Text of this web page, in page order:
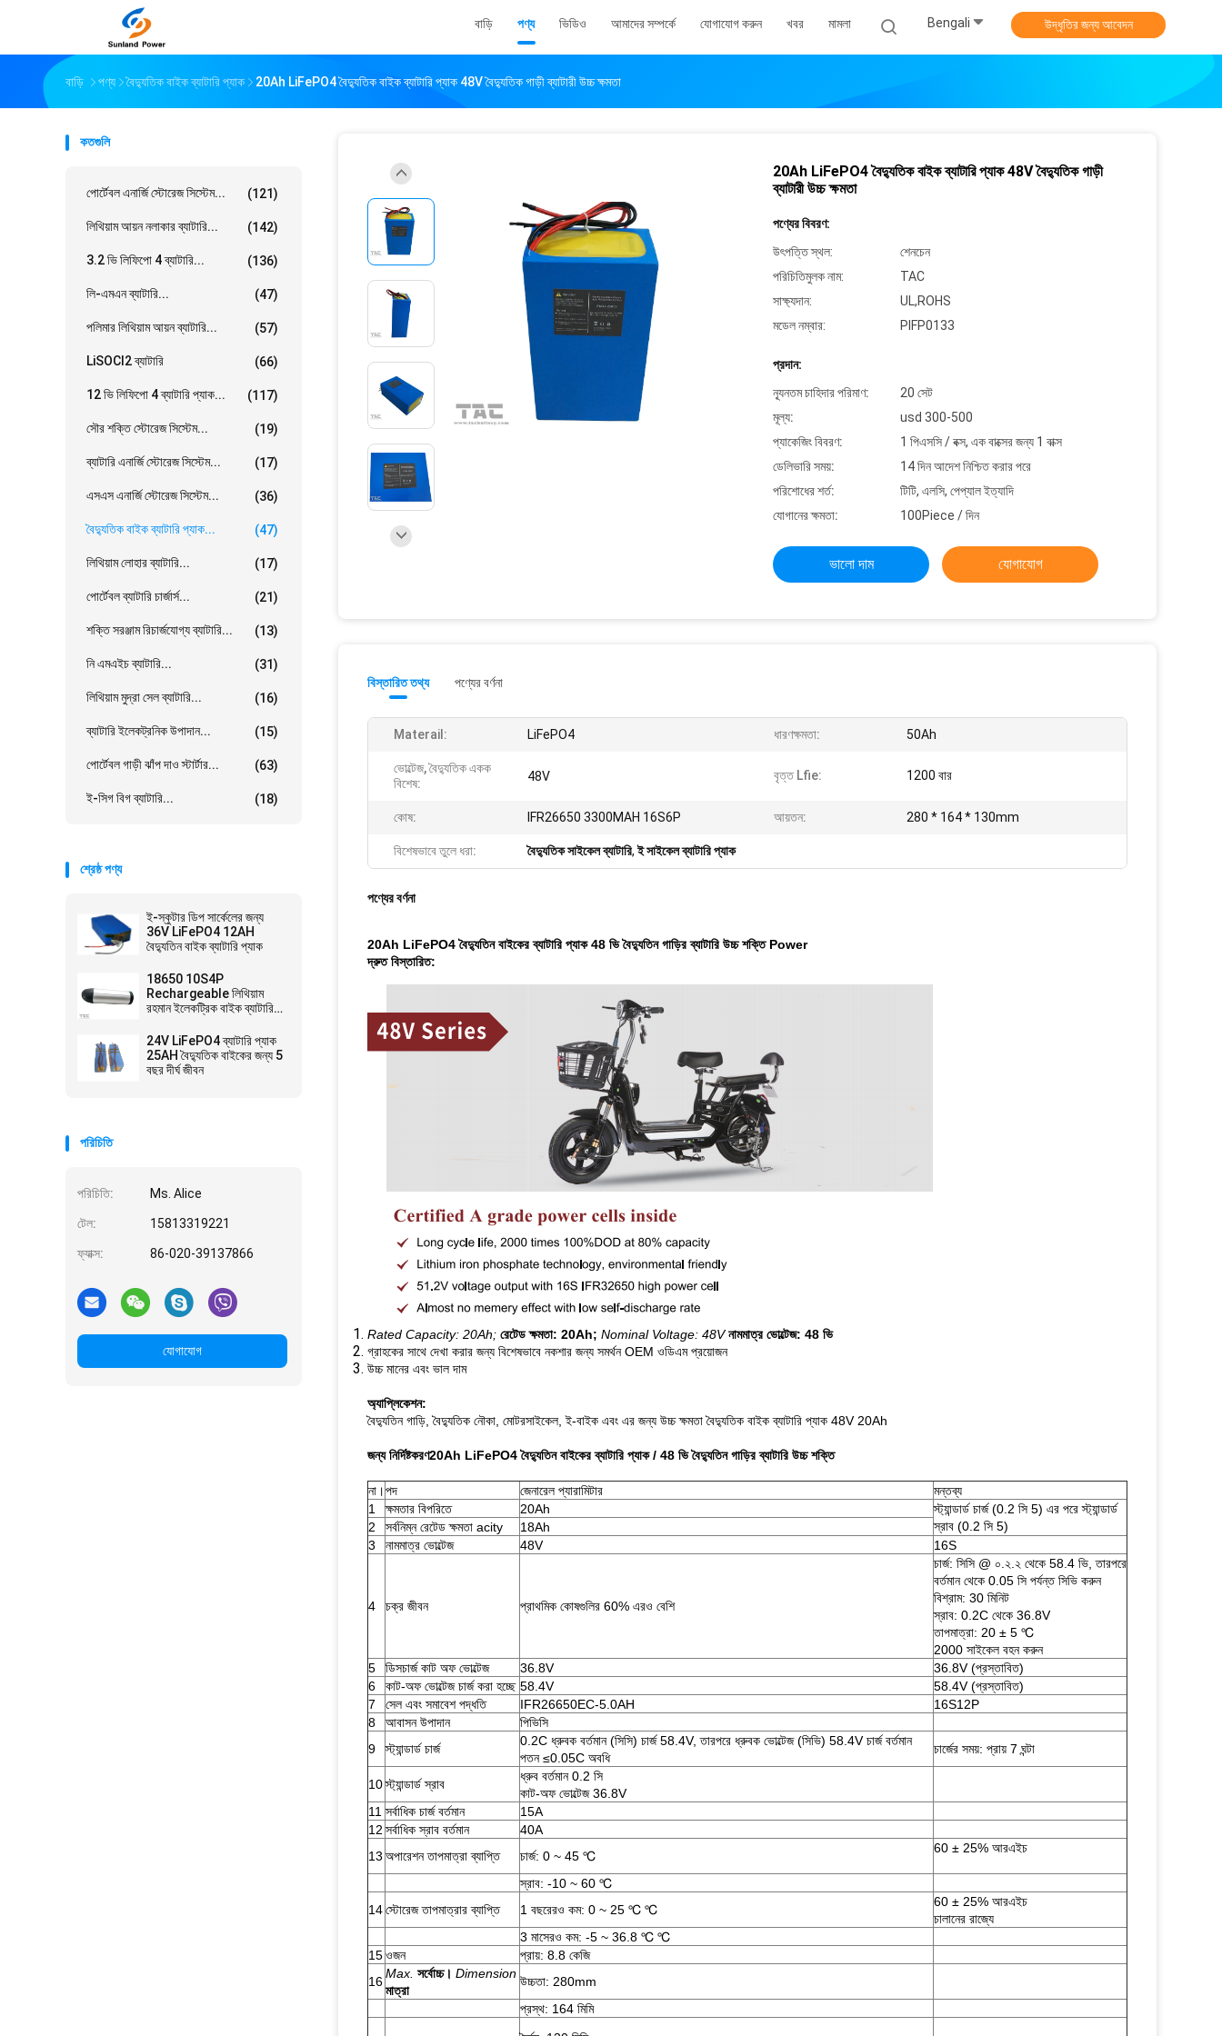
বাড়ি পণ্য ভিডিও আমাদের সম্পর্কে যোগাযোগ করুন খবর মামলা Bengali উদ্ধৃতির জন্য আবেদন
বাড়ি পণ্য বৈদ্যুতিক বাইক ব্যাটারি প্যাক 20Ah LiFePO4 বৈদ্যুতিক বাইক ব্যাটারি প্যাক 48V বৈদ্যুতিক গাড়ী ব্যাটারী উচ্চ ক্ষমতা
কতগুলি
পোর্টেবল এনার্জি স্টোরেজ সিস্টেম... (121)
লিথিয়াম আয়ন নলাকার ব্যাটারি... (142)
3.2 ভি লিফিপো 4 ব্যাটারি... (136)
লি-এমএন ব্যাটারি... (47)
পলিমার লিথিয়াম আয়ন ব্যাটারি... (57)
LiSOCl2 ব্যাটারি (66)
12 ভি লিফিপো 4 ব্যাটারি প্যাক... (117)
সৌর শক্তি স্টোরেজ সিস্টেম... (19)
ব্যাটারি এনার্জি স্টোরেজ সিস্টেম... (17)
এসএস এনার্জি স্টোরেজ সিস্টেম... (36)
বৈদ্যুতিক বাইক ব্যাটারি প্যাক... (47)
লিথিয়াম লোহার ব্যাটারি... (17)
পোর্টেবল ব্যাটারি চার্জার্স... (21)
শক্তি সরঞ্জাম রিচার্জযোগ্য ব্যাটারি... (13)
নি এমএইচ ব্যাটারি... (31)
লিথিয়াম মুদ্রা সেল ব্যাটারি... (16)
ব্যাটারি ইলেকট্রনিক উপাদান... (15)
পোর্টেবল গাড়ী ঝাঁপ দাও স্টার্টার... (63)
ই-সিগ বিগ ব্যাটারি... (18)
শ্রেষ্ঠ পণ্য
ই-স্কুটার ডিপ সার্কেলের জন্য
36V LiFePO4 12AH
বৈদ্যুতিন বাইক ব্যাটারি প্যাক
18650 10S4P
Rechargeable লিথিয়াম
রহমান ইলেকট্রিক বাইক ব্যাটারি
24V LiFePO4 ব্যাটারি প্যাক
25AH বৈদ্যুতিক বাইকের জন্য 5
বছর দীর্ঘ জীবন
পরিচিতি
পরিচিতি: Ms. Alice
টেল: 15813319221
ফ্যাক্স: 86-020-39137866
যোগাযোগ
20Ah LiFePO4 বৈদ্যুতিক বাইক ব্যাটারি প্যাক 48V বৈদ্যুতিক গাড়ী
ব্যাটারী উচ্চ ক্ষমতা
পণ্যের বিবরণ:
উৎপত্তি স্থল:
শেনচেন
পরিচিতিমুলক নাম:
TAC
সাক্ষ্যদান:
UL,ROHS
মডেল নম্বার:
PIFP0133
প্রদান:
ন্যূনতম চাহিদার পরিমাণ:
20 সেট
মূল্য:
usd 300-500
প্যাকেজিং বিবরণ:
1 পিএসসি / বক্স, এক বাক্সের জন্য 1 বাক্স
ডেলিভারি সময়:
14 দিন আদেশ নিশ্চিত করার পরে
পরিশোধের শর্ত:
টিটি, এলসি, পেপ্যাল ​​ইত্যাদি
যোগানের ক্ষমতা:
100Piece / দিন
ভালো দাম যোগাযোগ
বিস্তারিত তথ্য পণ্যের বর্ণনা
Materail: LiFePO4 ধারণক্ষমতা: 50Ah
ভোল্টেজ, বৈদ্যুতিক একক
বিশেষ:
48V বৃত্ত Lfie: 1200 বার
কোষ: IFR26650 3300MAH 16S6P আয়তন: 280 * 164 * 130mm
বিশেষভাবে তুলে ধরা: বৈদ্যুতিক সাইকেল ব্যাটারি,ই সাইকেল ব্যাটারি প্যাক
পণ্যের বর্ণনা
20Ah LiFePO4 বৈদ্যুতিন বাইকের ব্যাটারি প্যাক 48 ভি বৈদ্যুতিন গাড়ির ব্যাটারি উচ্চ শক্তি Power
দ্রুত বিস্তারিত:
Rated Capacity: 20Ah; রেটেড ক্ষমতা: 20Ah; Nominal Voltage: 48V নামমাত্র ভোল্টেজ: 48 ভি
গ্রাহকের সাথে দেখা করার জন্য বিশেষভাবে নকশার জন্য সমর্থন OEM ওডিএম প্রয়োজন
উচ্চ মানের এবং ভাল দাম
অ্যাপ্লিকেশন:
বৈদ্যুতিন গাড়ি, বৈদ্যুতিক নৌকা, মোটরসাইকেল, ই-বাইক এবং এর জন্য উচ্চ ক্ষমতা বৈদ্যুতিক বাইক ব্যাটারি প্যাক 48V 20Ah
জন্য নির্দিষ্টকরণ20Ah LiFePO4 বৈদ্যুতিন বাইকের ব্যাটারি প্যাক / 48 ভি বৈদ্যুতিন গাড়ির ব্যাটারি উচ্চ শক্তি
না।পদ জেনারেল প্যারামিটার
মন্তব্য
1
ক্ষমতার বিপরিতে 20Ah
স্ট্যান্ডার্ড চার্জ (0.2 সি 5) এর পরে স্ট্যান্ডার্ড
স্রাব (0.2 সি 5)
2 সর্বনিম্ন রেটেড ক্ষমতা acity
18Ah
3
নামমাত্র ভোল্টেজ 48V 16S
4 চক্র জীবন প্রাথমিক কোষগুলির 60% এরও বেশি
চার্জ: সিসি @ ০.২.২ থেকে 58.4 ভি, তারপরে
বর্তমান থেকে 0.05 সি পর্যন্ত সিভি করুন
বিশ্রাম: 30 মিনিট
স্রাব: 0.2C থেকে 36.8V
তাপমাত্রা: 20 ± 5 ℃
2000 সাইকেল বহন করুন
5
ডিসচার্জ কাট অফ ভোল্টেজ 36.8V
36.8V (প্রস্তাবিত)
6
কাট-অফ ভোল্টেজ চার্জ করা হচ্ছে 58.4V
58.4V (প্রস্তাবিত)
7
সেল এবং সমাবেশ পদ্ধতি IFR26650EC-5.0AH
16S12P
8
আবাসন উপাদান
পিভিসি
9
স্ট্যান্ডার্ড চার্জ
0.2C ধ্রুবক বর্তমান (সিসি) চার্জ 58.4V, তারপরে ধ্রুবক ভোল্টেজ (সিভি) 58.4V চার্জ বর্তমান
পতন ≤0.05C অবধি
চার্জের সময়: প্রায় 7 ঘন্টা
10স্ট্যান্ডার্ড স্রাব
ধ্রুব বর্তমান 0.2 সি
কাট-অফ ভোল্টেজ 36.8V
11 সর্বাধিক চার্জ বর্তমান
15A
12 সর্বাধিক স্রাব বর্তমান
40A
13 অপারেশন তাপমাত্রা ব্যাপ্তি চার্জ: 0 ~ 45 ℃
60 ± 25% আরএইচ
স্রাব: -10 ~ 60 ℃
14স্টোরেজ তাপমাত্রার ব্যাপ্তি 1 বছরেরও কম: 0 ~ 25 ℃ ℃
60 ± 25% আরএইচ
চালানের রাজ্যে
3 মাসেরও কম: -5 ~ 36.8 ℃ ℃
15ওজন
প্রায়: 8.8 কেজি
16
Max. সর্বোচ্চ। Dimension
মাত্রা
উচ্চতা: 280mm
প্রস্থ: 164 মিমি